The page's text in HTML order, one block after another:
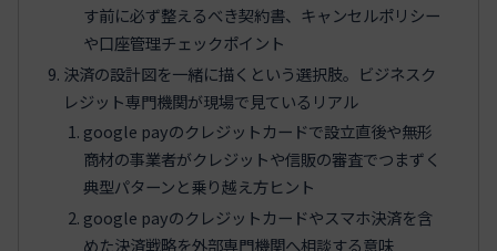
す前に必ず整えるべき契約書、キャンセルポリシー
や口座管理チェックポイント
決済の設計図を一緒に描くという選択肢。ビジネスク
レジット専門機関が現場で見ているリアル
google payのクレジットカードで設立直後や無形
商材の事業者がクレジットや信販の審査でつまずく
典型パターンと乗り越え方ヒント
google payのクレジットカードやスマホ決済を含
めた決済戦略を外部専門機関へ相談する意味